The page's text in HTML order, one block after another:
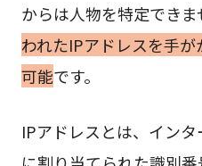
からは人物を特定できま
われたIPアドレスを手
可能です。
IPアドレスとは、イン